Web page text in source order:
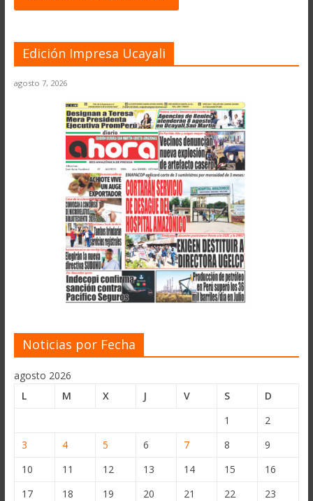
Edición Impresa Ucayali
agosto 7, 2026
Noticias por Fecha
agosto 2026
L
M X J V S
D
1
2
3
4 5 6 7 8
9
10
11 12 13 14 15
16
17
18 19 20 21 22
23